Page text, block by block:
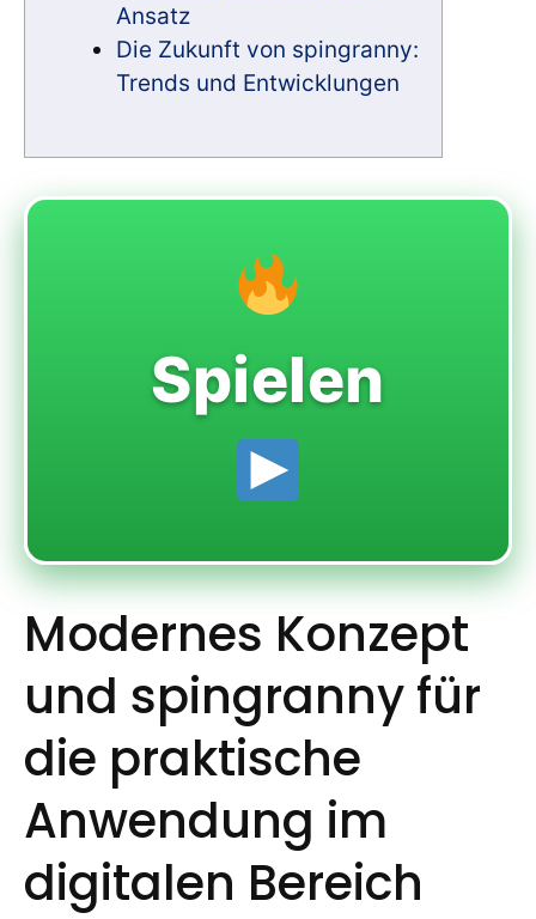
Ansatz
Die Zukunft von spingranny:
Trends und Entwicklungen
Spielen
Modernes Konzept
und spingranny für
die praktische
Anwendung im
digitalen Bereich